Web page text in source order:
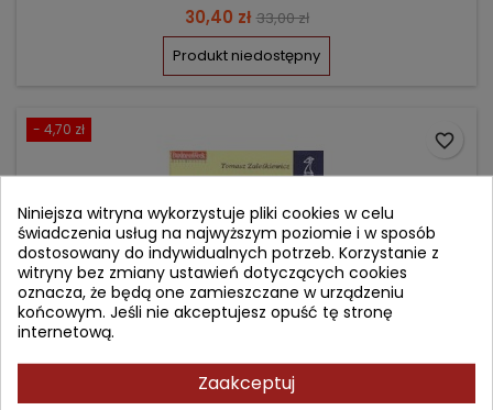
Cena
30,40 zł Cena
podstawowa
33,00 zł
Produkt niedostępny
- 4,70 zł
favorite_border
Niniejsza witryna wykorzystuje pliki cookies w celu
świadczenia usług na najwyższym poziomie i w sposób
dostosowany do indywidualnych potrzeb. Korzystanie z
witryny bez zmiany ustawień dotyczących cookies
oznacza, że będą one zamieszczane w urządzeniu
końcowym. Jeśli nie akceptujesz opuść tę stronę
internetową.
Zaakceptuj